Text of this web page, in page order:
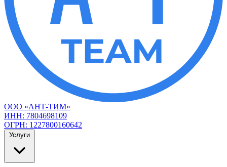
ООО «АНТ-ТИМ»
ИНН: 7804698109
ОГРН: 1227800160642
Услуги